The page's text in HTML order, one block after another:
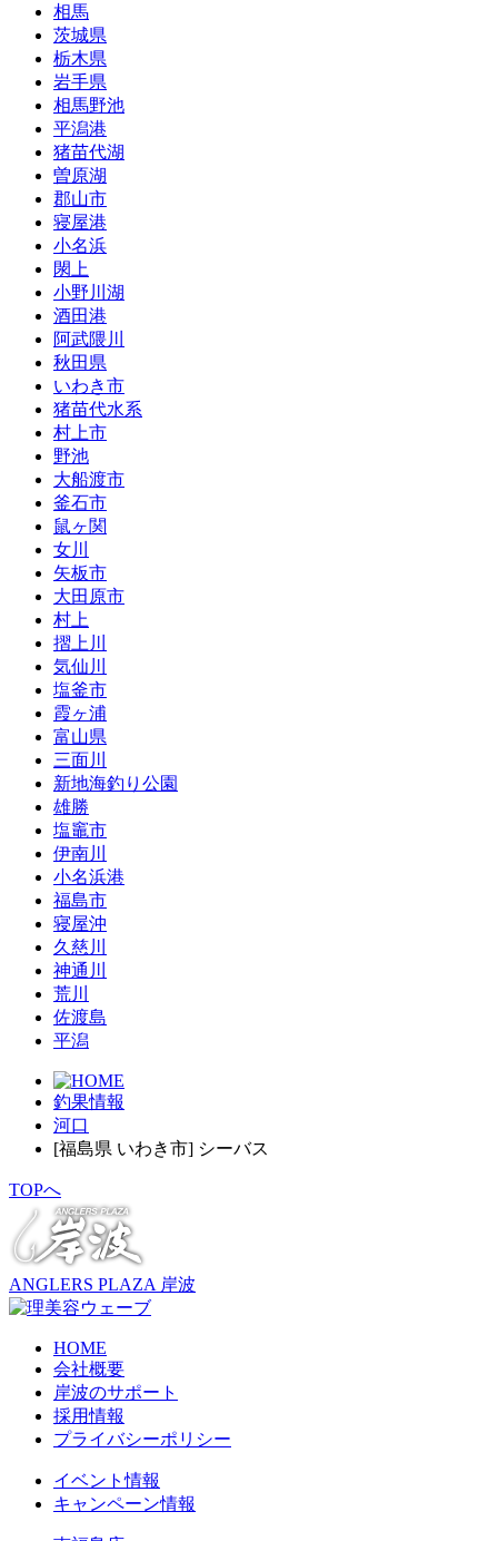
相馬
茨城県
栃木県
岩手県
相馬野池
平潟港
猪苗代湖
曽原湖
郡山市
寝屋港
小名浜
閖上
小野川湖
酒田港
阿武隈川
秋田県
いわき市
猪苗代水系
村上市
野池
大船渡市
釜石市
鼠ヶ関
女川
矢板市
大田原市
村上
摺上川
気仙川
塩釜市
霞ヶ浦
富山県
三面川
新地海釣り公園
雄勝
塩竈市
伊南川
小名浜港
福島市
寝屋沖
久慈川
神通川
荒川
佐渡島
平潟
釣果情報
河口
[福島県 いわき市] シーバス
TOPへ
ANGLERS PLAZA 岸波
HOME
会社概要
岸波のサポート
採用情報
プライバシーポリシー
イベント情報
キャンペーン情報